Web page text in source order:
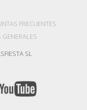
FRECUENTES
SL